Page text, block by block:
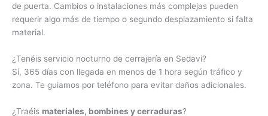
de puerta. Cambios o instalaciones más complejas pueden
requerir algo más de tiempo o segundo desplazamiento si falta
material.
¿Tenéis servicio nocturno de cerrajería en Sedavi?
Sí, 365 días con llegada en menos de 1 hora según tráfico y
zona. Te guiamos por teléfono para evitar daños adicionales.
¿Traéis materiales, bombines y cerraduras?